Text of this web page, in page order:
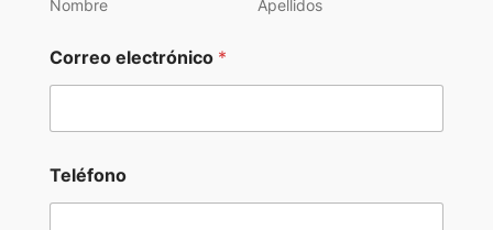
Nombre Apellidos
Correo electrónico *
a
s
Teléfono